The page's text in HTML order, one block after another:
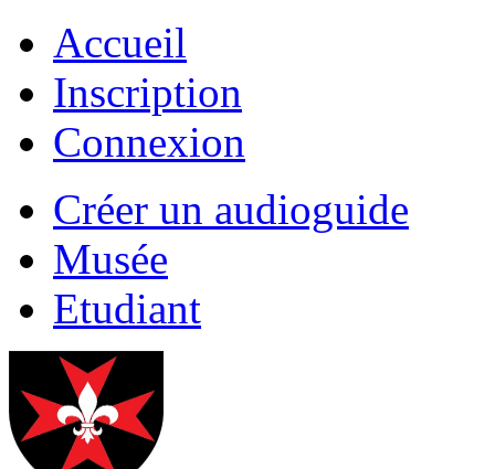
Accueil
Inscription
Connexion
Créer un audioguide
Musée
Etudiant